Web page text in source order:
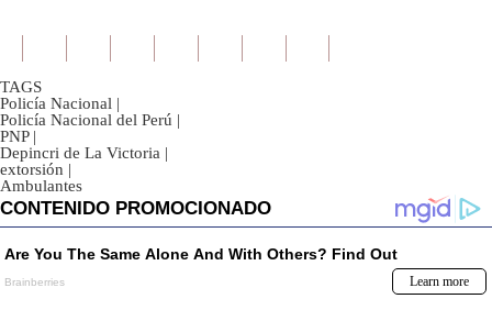
TAGS
Policía Nacional |
Policía Nacional del Perú |
PNP |
Depincri de La Victoria |
extorsión |
Ambulantes